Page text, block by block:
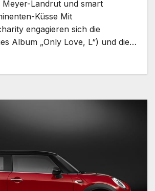
Meyer-Landrut und smart
Küsse Mit
engagieren sich die
Album „Only Love, L“) und die…